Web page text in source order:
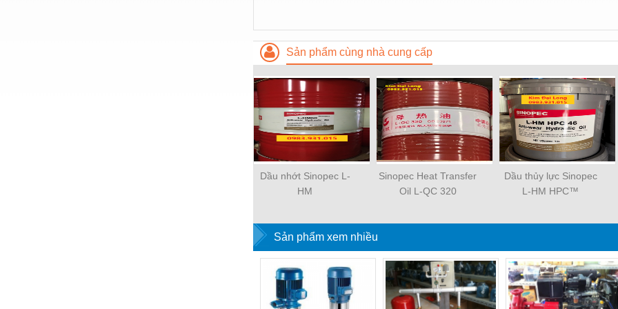
Sản phẩm cùng nhà cung cấp
Dầu nhớt Sinopec L-
HM
Sinopec Heat Transfer
Oil L-QC 320
Dầu thủy lực Sinopec
L-HM HPC™
Sản phẩm xem nhiều